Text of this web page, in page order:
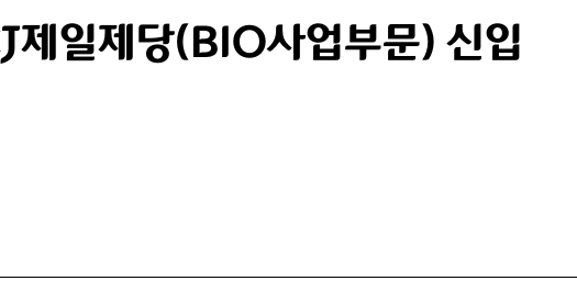
일제당(BIO사업부문) 신입